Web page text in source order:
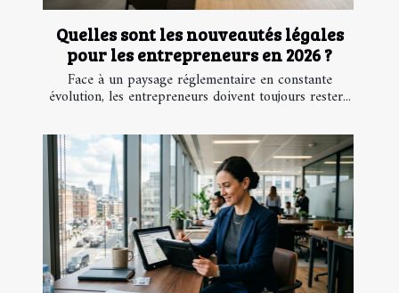
Quelles sont les nouveautés légales
pour les entrepreneurs en 2026 ?
Face à un paysage réglementaire en constante
évolution, les entrepreneurs doivent toujours rester...